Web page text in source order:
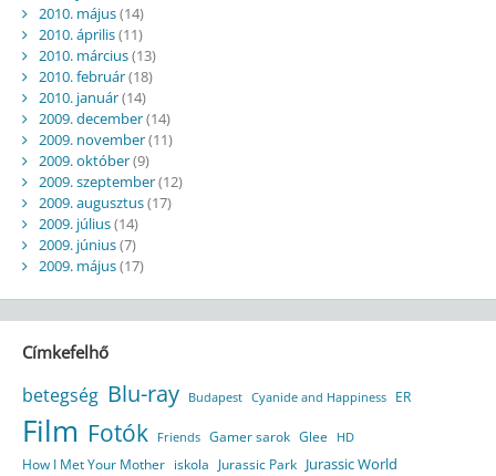
2010. május(14)
2010. április(11)
2010. március(13)
2010. február(18)
2010. január(14)
2009. december(14)
2009. november(11)
2009. október(9)
2009. szeptember(12)
2009. augusztus(17)
2009. július(14)
2009. június(7)
2009. május(17)
Címkefelhő
betegség Blu-ray Budapest Cyanide and Happiness ER
Film Fotók Friends Gamer sarok Glee HD
How I Met Your Mother iskola Jurassic Park Jurassic World